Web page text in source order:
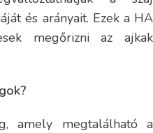
és arányait. Ezek a HA
megőrizni az ajkak
amely megtalálható a